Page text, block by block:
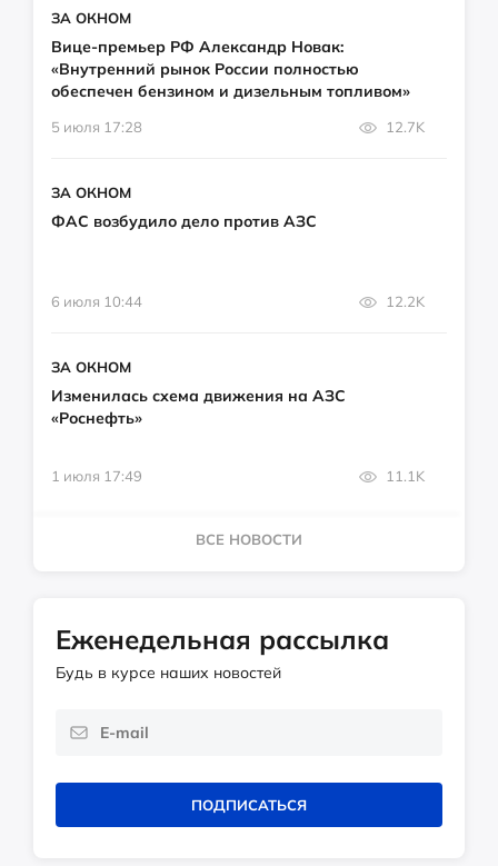
ЗА ОКНОМ
Вице-премьер РФ Александр Новак:
«Внутренний рынок России полностью
обеспечен бензином и дизельным топливом»
5 июля 17:28 12.7K
ЗА ОКНОМ
ФАС возбудило дело против АЗС
6 июля 10:44 12.2K
ЗА ОКНОМ
Изменилась схема движения на АЗС
«Роснефть»
1 июля 17:49 11.1K
ВСЕ НОВОСТИ
Еженедельная рассылка
Будь в курсе наших новостей
ПОДПИСАТЬСЯ